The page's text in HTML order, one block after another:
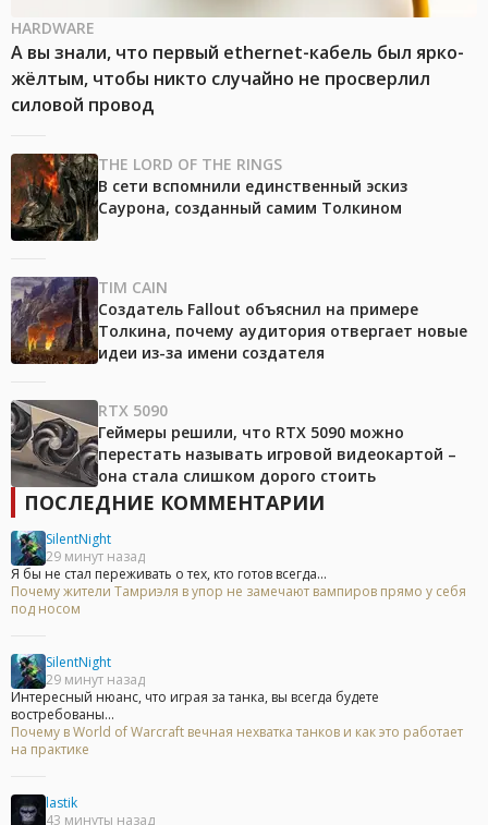
HARDWARE
А вы знали, что первый ethernet-кабель был ярко-
жёлтым, чтобы никто случайно не просверлил
силовой провод
THE LORD OF THE RINGS
В сети вспомнили единственный эскиз
Саурона, созданный самим Толкином
TIM CAIN
Создатель Fallout объяснил на примере
Толкина, почему аудитория отвергает новые
идеи из-за имени создателя
RTX 5090
Геймеры решили, что RTX 5090 можно
перестать называть игровой видеокартой –
она стала слишком дорого стоить
ПОСЛЕДНИЕ КОММЕНТАРИИ
SilentNight
29 минут назад
Я бы не стал переживать о тех, кто готов всегда...
Почему жители Тамриэля в упор не замечают вампиров прямо у себя
под носом
SilentNight
29 минут назад
Интересный нюанс, что играя за танка, вы всегда будете
востребованы...
Почему в World of Warcraft вечная нехватка танков и как это работает
на практике
lastik
43 минуты назад